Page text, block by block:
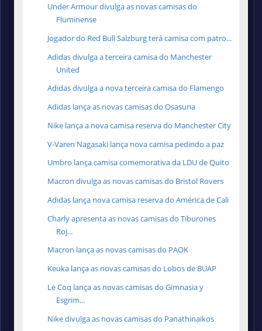
Under Armour divulga as novas camisas do
Fluminense
Jogador do Red Bull Salzburg terá camisa com patro...
Adidas divulga a terceira camisa do Manchester
United
Adidas divulga a nova terceira camisa do Flamengo
Adidas lança as novas camisas do Osasuna
Nike lança a nova camisa reserva do Manchester City
V-Varen Nagasaki lança nova camisa pedindo a paz
Umbro lança camisa comemorativa da LDU de Quito
Macron divulga as novas camisas do Bristol Rovers
Adidas lança nova camisa reserva do América de Cali
Charly apresenta as novas camisas do Tiburones
Roj...
Macron lança as novas camisas do PAOK
Keuka lança as novas camisas do Lobos de BUAP
Le Coq lança as novas camisas do Gimnasia y
Esgrim...
Nike divulga as novas camisas do Panathinaikos